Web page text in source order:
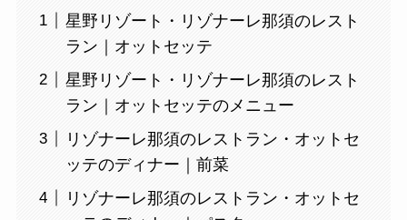
星野リゾート・リゾナーレ那須のレスト
ラン｜オットセッテ
星野リゾート・リゾナーレ那須のレスト
ラン｜オットセッテのメニュー
リゾナーレ那須のレストラン・オットセ
ッテのディナー｜前菜
リゾナーレ那須のレストラン・オットセ